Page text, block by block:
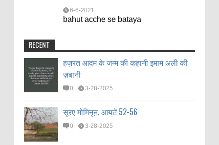
6-6-2021
bahut acche se bataya
RECENT
हज़रत आदम के जन्म की कहानी इमाम अली की
ज़बानी
0 3-28-2025
सूरए मोमिनून, आयतें 52-56
0 3-28-2025